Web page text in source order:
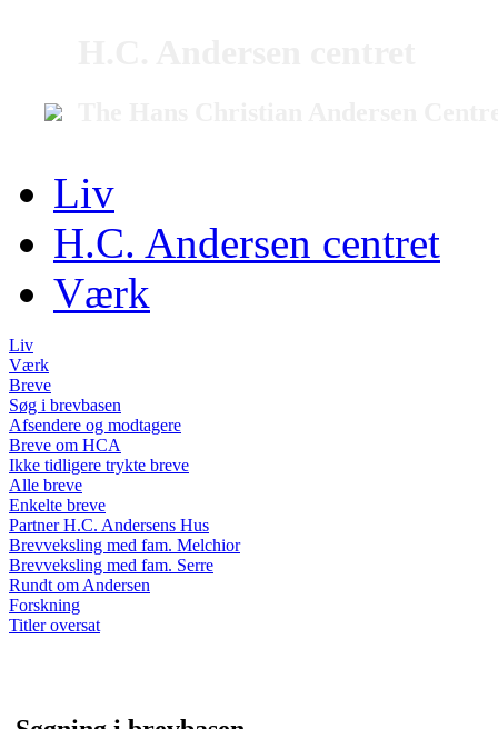
Liv
H.C. Andersen centret
Værk
Liv
Værk
Breve
Søg i brevbasen
Afsendere og modtagere
Breve om HCA
Ikke tidligere trykte breve
Alle breve
Enkelte breve
Partner H.C. Andersens Hus
Brevveksling med fam. Melchior
Brevveksling med fam. Serre
Rundt om Andersen
Forskning
Titler oversat